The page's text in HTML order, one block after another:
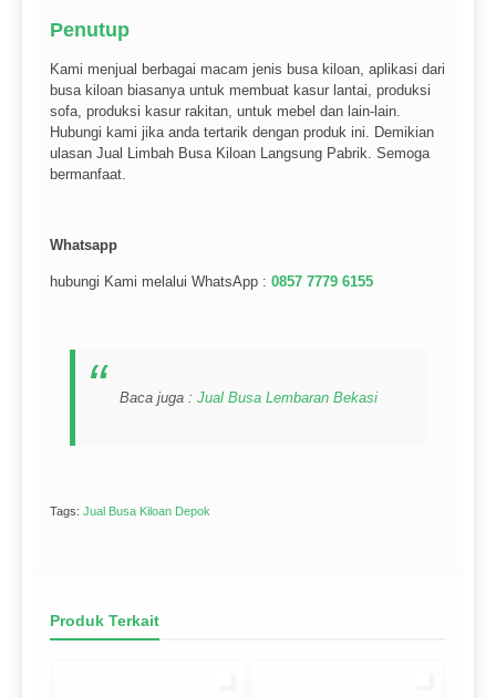
Penutup
Kami menjual berbagai macam jenis busa kiloan, aplikasi dari
busa kiloan biasanya untuk membuat kasur lantai, produksi
sofa, produksi kasur rakitan, untuk mebel dan lain-lain.
Hubungi kami jika anda tertarik dengan produk ini. Demikian
ulasan Jual Limbah Busa Kiloan Langsung Pabrik. Semoga
bermanfaat.
Whatsapp
hubungi Kami melalui WhatsApp : 0857 7779 6155
Baca juga : Jual Busa Lembaran Bekasi
Tags: Jual Busa Kiloan Depok
Produk Terkait